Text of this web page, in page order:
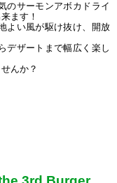
のサーモンアボカドライ
ます！
よい風が駆け抜け、開放
デザートまで幅広く楽し
んか？